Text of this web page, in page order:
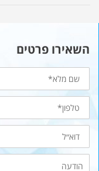
השאירו פרטים
שם
מלא
טלפון*
דוא״ל
הודעה